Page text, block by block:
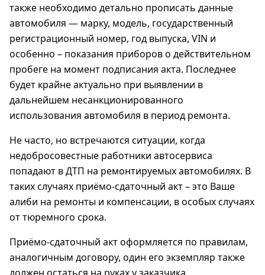
также необходимо детально прописать данные
автомобиля — марку, модель, государственный
регистрационный номер, год выпуска, VIN и
особенно – показания приборов о действительном
пробеге на момент подписания акта. Последнее
будет крайне актуально при выявлении в
дальнейшем несанкционированного
использования автомобиля в период ремонта.
Не часто, но встречаются ситуации, когда
недобросовестные работники автосервиса
попадают в ДТП на ремонтируемых автомобилях. В
таких случаях приёмо-сдаточный акт – это Ваше
алиби на ремонты и компенсации, в особых случаях
от тюремного срока.
Приёмо-сдаточный акт оформляется по правилам,
аналогичным договору, один его экземпляр также